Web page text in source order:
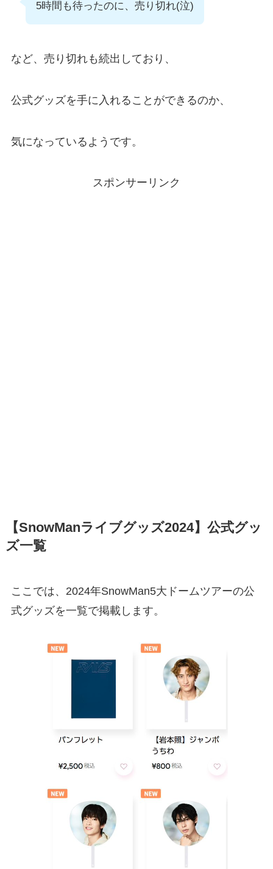
5時間も待ったのに、売り切れ(泣)
など、売り切れも続出しており、
公式グッズを手に入れることができるのか、
気になっているようです。
スポンサーリンク
【SnowManライブグッズ2024】公式グッ
ズ一覧
ここでは、2024年SnowMan5大ドームツアーの公
式グッズを一覧で掲載します。